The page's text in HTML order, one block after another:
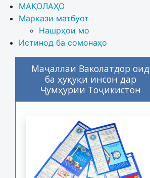
МАҚОЛАҲО
Маркази матбуот
Нашрҳои мо
Истинод ба сомонаҳо
Маҷаллаи Ваколатдор оид
ба ҳуқуқи инсон дар
Ҷумҳурии Тоҷикистон